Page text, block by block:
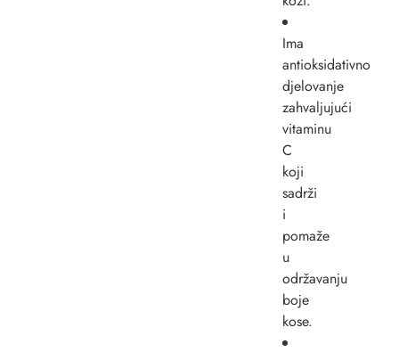
Ima
antioksidativno
djelovanje
zahvaljujući
vitaminu
C
koji
sadrži
i
pomaže
u
održavanju
boje
kose.